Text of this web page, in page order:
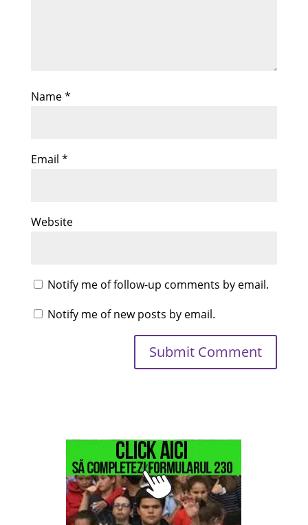
Name*
Email *
Website
Notify me of follow-up comments by email.
Notify me of new posts by email.